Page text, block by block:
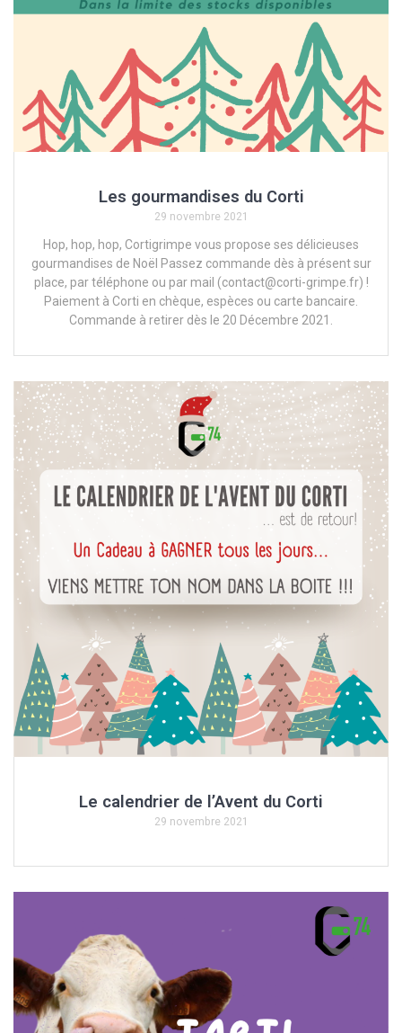
Les gourmandises du Corti
29 novembre 2021
Hop, hop, hop, Cortigrimpe vous propose ses délicieuses
gourmandises de Noël Passez commande dès à présent sur
place, par téléphone ou par mail (contact@corti-grimpe.fr) !
Paiement à Corti en chèque, espèces ou carte bancaire.
Commande à retirer dès le 20 Décembre 2021.
Le calendrier de l’Avent du Corti
29 novembre 2021